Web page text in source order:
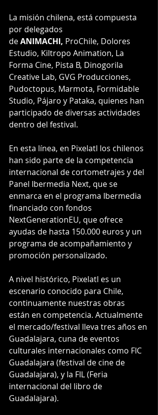
La misión chilena, está compuesta
por delegados
de ANIMACHI, ProChile, Dolores
Estudio, Kiltropo Animation, La
Forma Cine, Pista B, Dinogorila
Creative Lab, GVG Producciones,
Pudoctopus, Marmota, Formidable
Studio, Pájaro y Pataka, quienes han
participado de diversas actividades
dentro del festival.
En esta línea, en Pixelatl los chilenos
han sido parte de la competencia
internacional de cortometrajes y del
Panel Ibermedia Next, que se
enmarca en el programa Ibermedia
financiado con fondos
NextGenerationEU, que ofrece
ayudas de hasta 150.000 euros y un
programa de acompañamiento y
promoción personalizado.
A nivel histórico, Pixelatl es un
escenario conocido para Chile,
continuamente nuestras obras
están en competencia. Actualmente
el mercado/festival lleva tres años en
Guadalajara, cuna de eventos
culturales internacionales como FIC
Guadalajara (festival de cine de
Guadalajara), y la FIL (Feria
internacional del libro de
Guadalajara).